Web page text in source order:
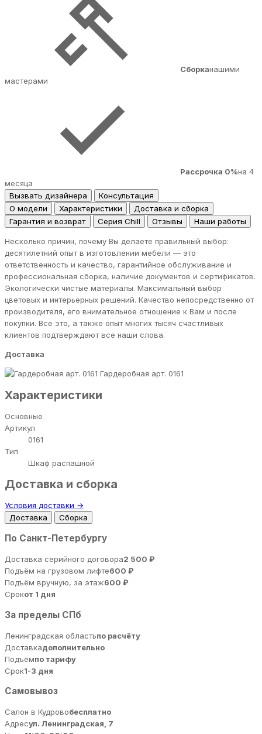
Сборканашими
мастерами
Рассрочка 0%на 4
месяца
Вызвать дизайнера
Консультация
О модели
Характеристики
Доставка и сборка
Гарантия и возврат
Серия Chill Отзывы Наши работы
Несколько причин, почему Вы делаете правильный выбор:
десятилетний опыт в изготовлении мебели — это
ответственность и качество, гарантийное обслуживание и
профессиональная сборка, наличие документов и сертификатов.
Экологически чистые материалы. Максимальный выбор
цветовых и интерьерных решений. Качество непосредственно от
производителя, его внимательное отношение к Вам и после
покупки. Все это, а также опыт многих тысяч счастливых
клиентов подтверждают все наши слова.
Доставка
Гардеробная арт. 0161
Характеристики
Основные
Артикул
0161
Тип
Шкаф распашной
Доставка и сборка
Условия доставки →
Доставка
Сборка
По Санкт-Петербургу
Доставка серийного договора2 500 ₽
Подъём на грузовом лифте600 ₽
Подъём вручную, за этаж600 ₽
Срокот 1 дня
За пределы СПб
Ленинградская областьпо расчёту
Доставкадополнительно
Подъёмпо тарифу
Срок1-3 дня
Самовывоз
Салон в Кудровобесплатно
Адресул. Ленинградская, 7